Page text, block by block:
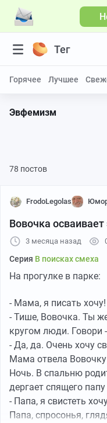
Тег
Горячее Лучшее
Эвфемизм
78 постов
FrodoLegolas
Вовочка
3 месяца назад
Серия В поисках смеха
На прогулке в парке:
- Мама, я писать хочу!
- Тише, Вовочка. Ты
кругом люди. Говори
- Да, да. Очень хочу
Мама отвела Вовочку
Ночь. В спальню
дергает спящего папу
- Папа, я свистеть
Папа, спросонья,